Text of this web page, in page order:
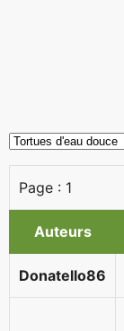
Page : 1
Auteurs
Donatello86